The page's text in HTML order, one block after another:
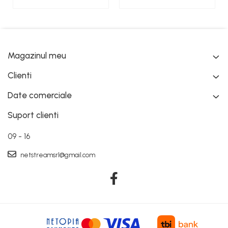
Magazinul meu
Clienti
Date comerciale
Suport clienti
09 - 16
netstreamsrl@gmail.com